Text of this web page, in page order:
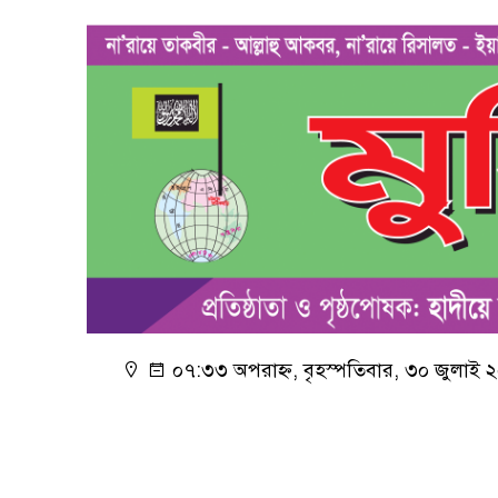
০৭:৩৩ অপরাহ্ন, বৃহস্পতিবার, ৩০ জুলাই